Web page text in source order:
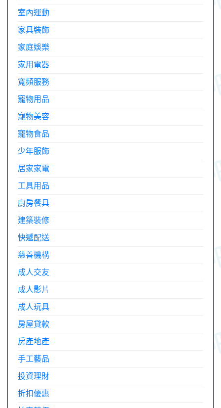
室內運動
家具裝飾
家庭娛樂
家用電器
寬頻服務
寵物用品
寵物美容
寵物食品
少年服飾
居家家電
工具用品
廚房餐具
建築裝修
快遞配送
慈善機構
成人交友
成人影片
成人玩具
房屋貸款
房產地產
手工藝品
投資理財
折扣優惠